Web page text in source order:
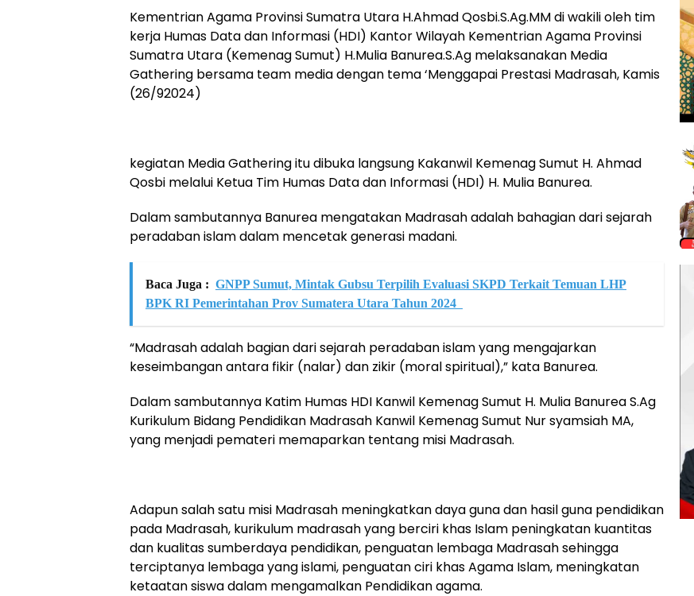
Kementrian Agama Provinsi Sumatra Utara H.Ahmad Qosbi.S.Ag.MM di wakili oleh tim
kerja Humas Data dan Informasi (HDI) Kantor Wilayah Kementrian Agama Provinsi
Sumatra Utara (Kemenag Sumut) H.Mulia Banurea.S.Ag melaksanakan Media
Gathering bersama team media dengan tema ‘Menggapai Prestasi Madrasah, Kamis
(26/92024)
kegiatan Media Gathering itu dibuka langsung Kakanwil Kemenag Sumut H. Ahmad
Qosbi melalui Ketua Tim Humas Data dan Informasi (HDI) H. Mulia Banurea.
Dalam sambutannya Banurea mengatakan Madrasah adalah bahagian dari sejarah
peradaban islam dalam mencetak generasi madani.
Baca Juga : GNPP Sumut, Mintak Gubsu Terpilih Evaluasi SKPD Terkait Temuan LHP
BPK RI Pemerintahan Prov Sumatera Utara Tahun 2024
“Madrasah adalah bagian dari sejarah peradaban islam yang mengajarkan
keseimbangan antara fikir (nalar) dan zikir (moral spiritual),” kata Banurea.
Dalam sambutannya Katim Humas HDI Kanwil Kemenag Sumut H. Mulia Banurea S.Ag
Kurikulum Bidang Pendidikan Madrasah Kanwil Kemenag Sumut Nur syamsiah MA,
yang menjadi pemateri memaparkan tentang misi Madrasah.
Adapun salah satu misi Madrasah meningkatkan daya guna dan hasil guna pendidikan
pada Madrasah, kurikulum madrasah yang berciri khas Islam peningkatan kuantitas
dan kualitas sumberdaya pendidikan, penguatan lembaga Madrasah sehingga
terciptanya lembaga yang islami, penguatan ciri khas Agama Islam, meningkatan
ketaatan siswa dalam mengamalkan Pendidikan agama.